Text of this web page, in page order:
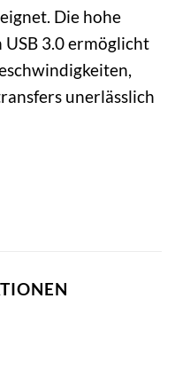
Die hohe
3.0 ermöglicht
unerlässlich